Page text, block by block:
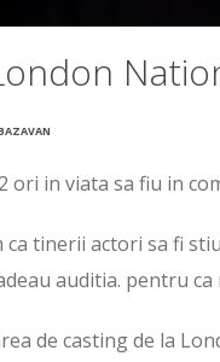
ori in viata sa fiu in
tinerii actori sa fi
auditia. pentru ca
de casting de la